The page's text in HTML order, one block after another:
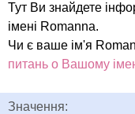
Тут Ви знайдете
імені Romanna.
Чи є ваше ім'я
питань о Вашому
Значення: